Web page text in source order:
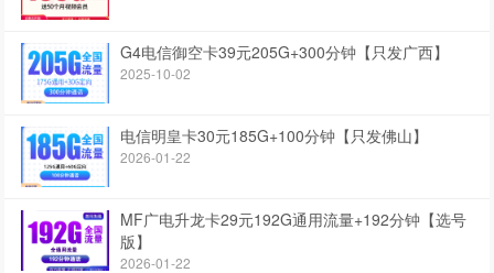
G4电信御空卡39元205G+300分钟【只发广西】
2025-10-02
电信明皇卡30元185G+100分钟【只发佛山】
2026-01-22
MF广电升龙卡29元192G通用流量+192分钟【选号
版】
2026-01-22